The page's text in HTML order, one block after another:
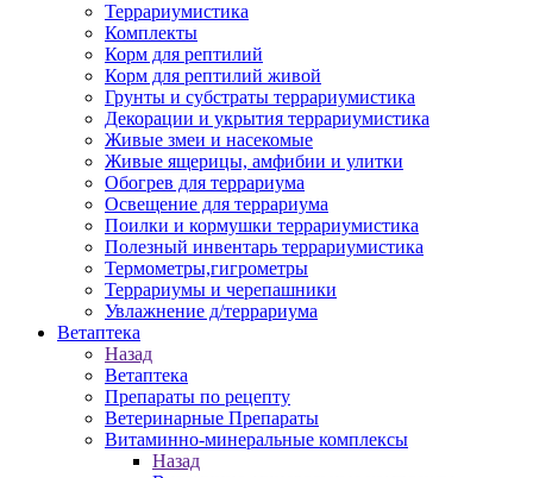
Террариумистика
Комплекты
Корм для рептилий
Корм для рептилий живой
Грунты и субстраты террариумистика
Декорации и укрытия террариумистика
Живые змеи и насекомые
Живые ящерицы, амфибии и улитки
Обогрев для террариума
Освещение для террариума
Поилки и кормушки террариумистика
Полезный инвентарь террариумистика
Термометры,гигрометры
Террариумы и черепашники
Увлажнение д/террариума
Ветаптека
Назад
Ветаптека
Препараты по рецепту
Ветеринарные Препараты
Витаминно-минеральные комплексы
Назад